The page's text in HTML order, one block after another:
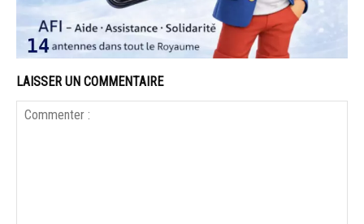
LAISSER UN COMMENTAIRE